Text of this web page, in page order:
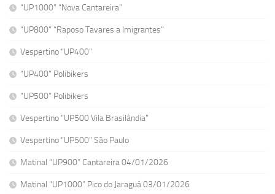
“UP1000” “Nova Cantareira”
“UP800” “Raposo Tavares a Imigrantes”
Vespertino “UP400”
“UP400” Polibikers
“UP500” Polibikers
Vespertino “UP500 Vila Brasilândia”
Vespertino “UP500” São Paulo
Matinal “UP900” Cantareira 04/01/2026
Matinal “UP1000” Pico do Jaraguá 03/01/2026